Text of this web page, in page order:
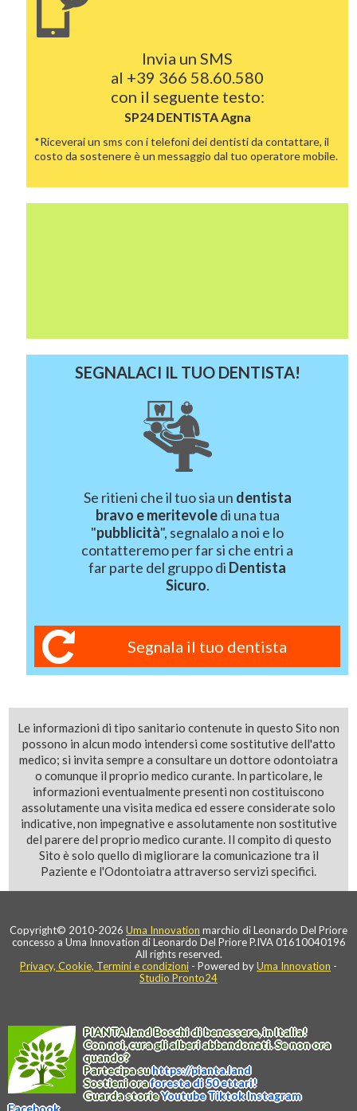
Invia un SMS
al +39 366 58.60.580
con il seguente testo:
SP24 DENTISTAAgna
*Riceverai un sms con i telefoni dei dentisti da contattare, il
costo da sostenere è un messaggio dal tuo operatore mobile.
SEGNALACI IL TUO DENTISTA!
Se ritieni che il tuo sia un dentista
bravo e meritevoledi una tua
"pubblicità", segnalalo a noi e lo
contatteremo per far si che entri a
far parte del gruppo di Dentista
Sicuro.
Segnala il tuo dentista
Le informazioni di tipo sanitario contenute in questo Sito non
possono in alcun modo intendersi come sostitutive dell'atto
medico; si invita sempre a consultare un dottore odontoiatra
o comunque il proprio medico curante. In particolare, le
informazioni eventualmente presenti non costituiscono
assolutamente una visita medica ed essere considerate solo
indicative, non impegnative e assolutamente non sostitutive
del parere del proprio medico curante. Il compito di questo
Sito è solo quello di migliorare la comunicazione tra il
Paziente e l'Odontoiatra attraverso servizi specifici.
Copyright© 2010-2026 Uma Innovation marchio di Leonardo Del Priore
concesso a Uma Innovation di Leonardo Del Priore P.IVA 01610040196
All rights reserved.
Privacy, Cookie, Termini e condizioni - Powered byUma Innovation -
Studio Pronto24
PIANTA.landBoschi di benessere, in Italia!
Con noi, cura gli alberi abbandonati. Se non ora
quando?
Partecipa suhttps://pianta.land
Sostieni oraforesta di 50 ettari!
Guarda storieYoutubeTiktokInstagram
Facebook